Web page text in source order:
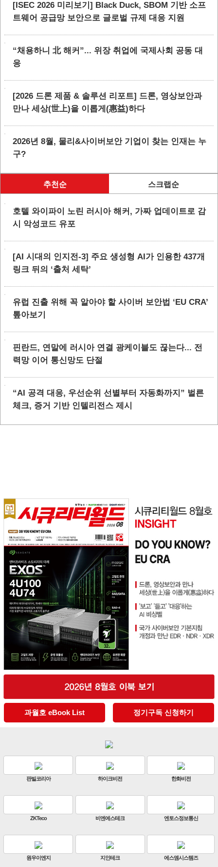
[ISEC 2026 미리보기] Black Duck, SBOM 기반 소프
트웨어 공급망 보안으로 글로벌 규제 대응 지원
“채용하니 北 해커”... 위장 취업에 국제사회 공동 대
응
[2026 드론 제품 & 솔루션 리포트] 드론, 영상보안과
만나 세상(世上)을 이롭게(惠益)하다
2026년 8월, 물리&사이버보안 기업이 찾는 인재는 누
구?
추천순 스크랩순
호텔 와이파이 노린 러시아 해커, 가짜 업데이트로 감
시 악성코드 유포
[AI 시대의 인지전-3] 주요 생성형 AI가 인용한 437개
링크 뒤의 ‘출처 세탁’
유럽 진출 위해 꼭 알아야 할 사이버 보안법 ‘EU CRA’
톺아보기
핀란드, 연말에 러시아 연결 광케이블도 끊는다... 전
력망 이어 통신망도 단절
“AI 공격 대응, 우선순위 선별부터 자동화까지” 벌른
체크, 증거 기반 인텔리전스 제시
과월호 eBook List 정기구독 신청하기
이화트론 에스비젼 테크스피어
휴먼인텍 슈프리마 홍석
시큐인포 미래정보기술(주) 티비티